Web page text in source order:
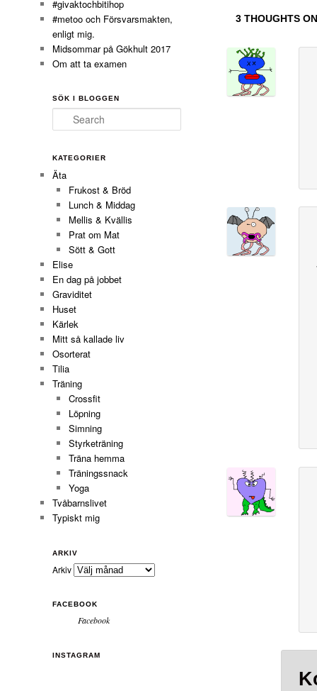
3 THOUGHTS
#givaktochbitihop
#metoo och Försvarsmakten,
enligt mig.
Midsommar på Gökhult 2017
Om att ta examen
SÖK I BLOGGEN
Search
KATEGORIER
Äta
Frukost & Bröd
Lunch & Middag
Mellis & Kvällis
Prat om Mat
Sött & Gott
Elise
En dag på jobbet
Graviditet
Huset
Kärlek
Mitt så kallade liv
Osorterat
Tilia
Träning
Crossfit
Löpning
Simning
Styrketräning
Träna hemma
Träningssnack
Yoga
Tvåbarnslivet
Typiskt mig
ARKIV
Arkiv
FACEBOOK
Facebook
INSTAGRAM